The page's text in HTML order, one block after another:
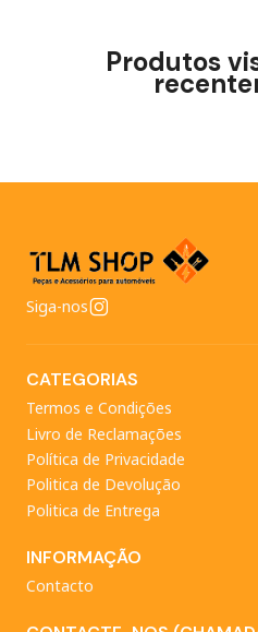
Produtos
Siga-nos
CATEGORIAS
Termos e Condições
Livro de Reclamações
Política de Privacidade
Politica de Devolução
Politica de Entrega
INFORMAÇÃO
Contacto